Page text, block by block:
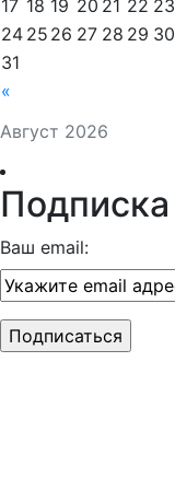
Август 2026
«
17 18 19 20 21 22 23
24 25 26 27 28 29 30
31
Подписка
Ваш email: